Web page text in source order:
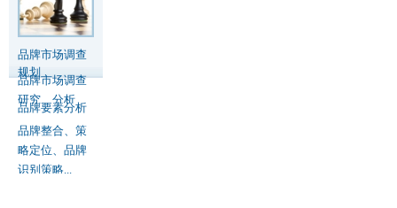
品牌整合、策
略定位、品牌
识别策略...
品牌市场调查
研究、分析
品牌市场调查
规划
品牌要素分析